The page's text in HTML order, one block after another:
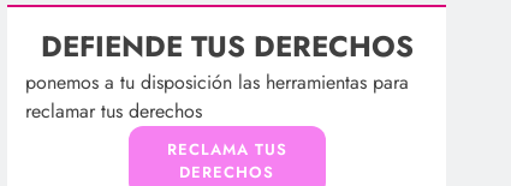
DEFIENDE TUS DERECHOS
ponemos a tu disposición las herramientas para
reclamar tus derechos
RECLAMA TUS
DERECHOS